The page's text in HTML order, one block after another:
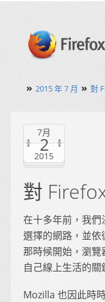
» 2015 年 7 月 » 對
7月
2
2015
對
在十多年前，我
選擇的網路，並依
那時候開始，瀏
自己線上生活的關
Mozilla 也因此時